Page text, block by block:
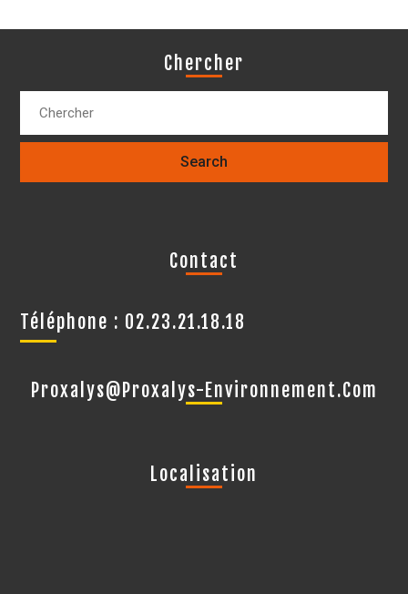
Chercher
Contact
Téléphone : 02.23.21.18.18
Proxalys@proxalys-Environnement.com
Localisation